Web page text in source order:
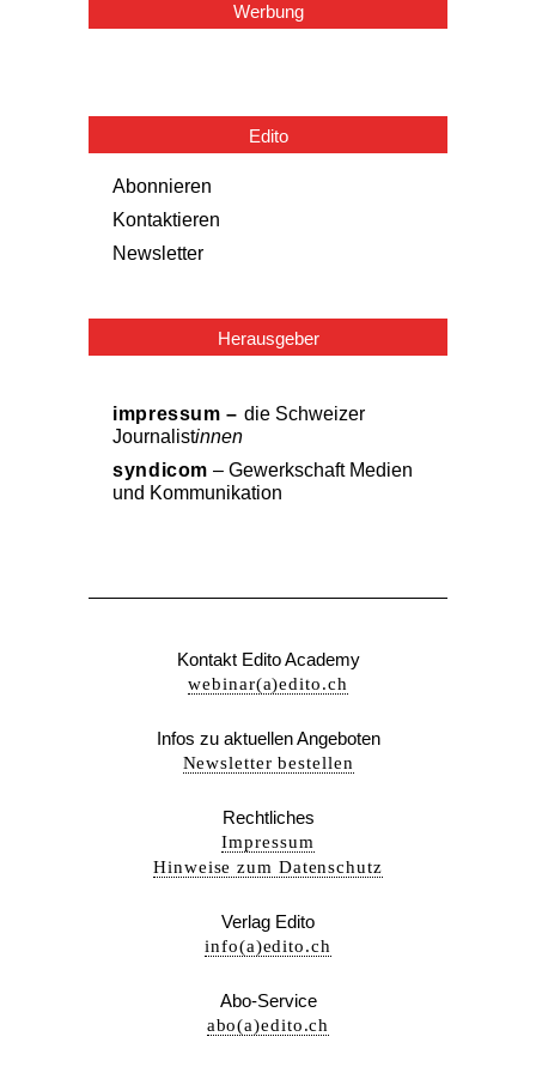
Werbung
Edito
Abonnieren
Kontaktieren
Newsletter
Herausgeber
impressum – die Schweizer
Journalistinnen
syndicom – Gewerkschaft Medien
und Kommunikation
Kontakt Edito Academy
webinar(a)edito.ch
Infos zu aktuellen Angeboten
Newsletter bestellen
Rechtliches
Impressum
Hinweise zum Datenschutz
Verlag Edito
info(a)edito.ch
Abo-Service
abo(a)edito.ch